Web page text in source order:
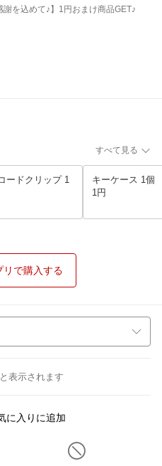
を込めて♪】1円おまけ商品GET♪
すべて見る
ードクリップ 1
キーケース 1個
1円
リで購入する
表示されます
に入りに追加